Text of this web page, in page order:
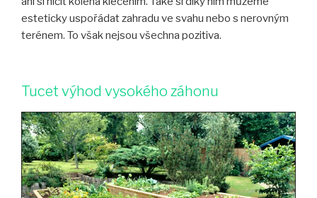
esteticky uspořádat zahradu ve svahu nebo s nerovným
terénem. To však nejsou všechna pozitiva.
Tucet výhod vysokého záhonu